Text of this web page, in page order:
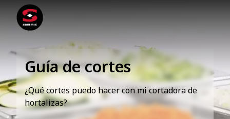
Guía de cortes
¿Qué cortes puedo hacer con mi cortadora de
hortalizas?